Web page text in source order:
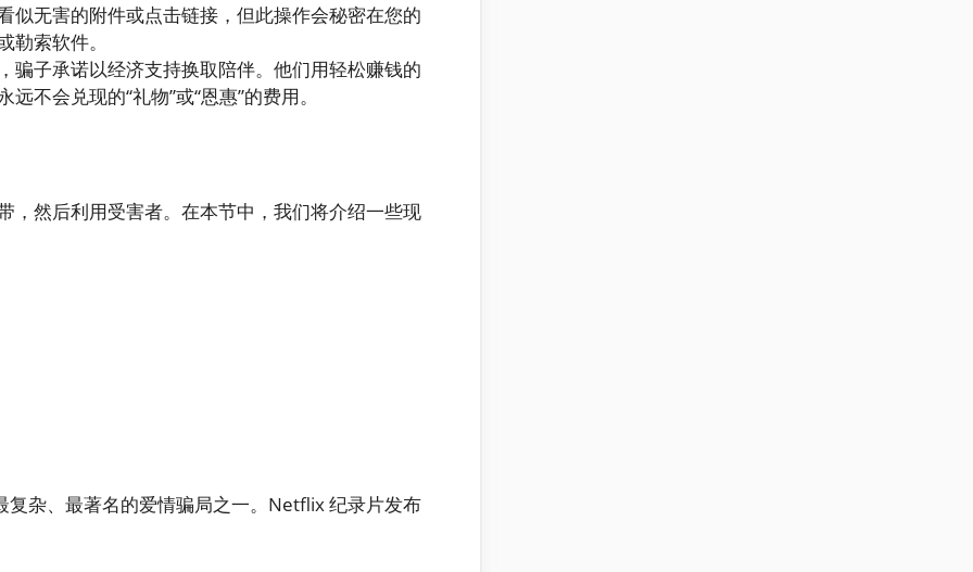
似无害的附件或点击链接，但此操作会秘密在您的
索软件。
骗子承诺以经济支持换取陪伴。他们用轻松赚钱的
不会兑现的“礼物”或“恩惠”的费用。
，然后利用受害者。在本节中，我们将介绍一些现
复杂、最著名的爱情骗局之一。Netflix 纪录片发布